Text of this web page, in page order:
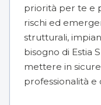
priorità per te e
rischi ed
strutturali,
bisogno di Estia
mettere in
professionalità e